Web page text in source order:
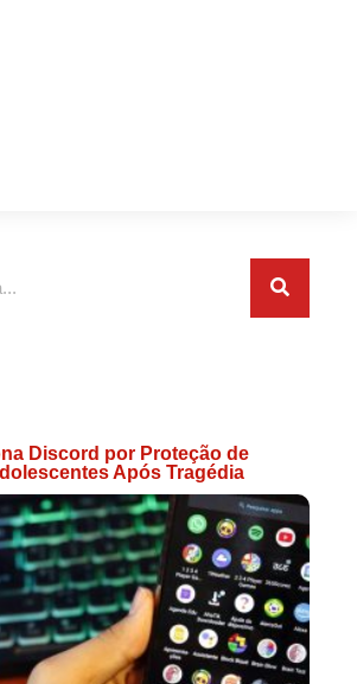
Discord por Proteção de
Após Tragédia